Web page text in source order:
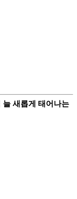
늘 새롭게 태어나는